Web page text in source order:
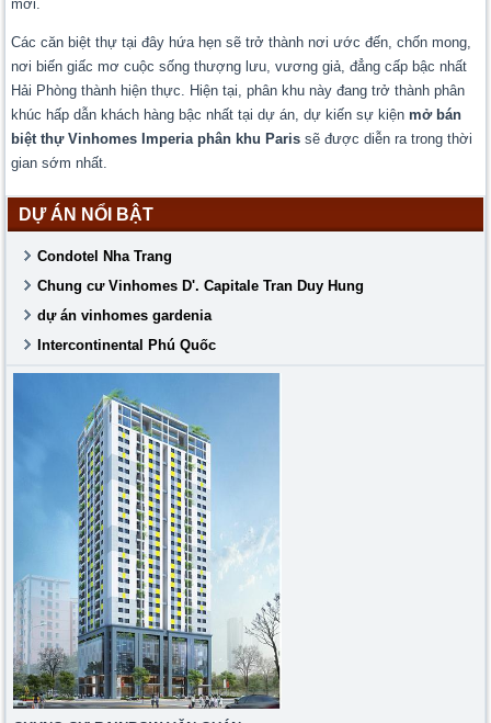
mới.
Các căn biệt thự tại đây hứa hẹn sẽ trở thành nơi ước đến, chốn mong,
nơi biến giấc mơ cuộc sống thượng lưu, vương giả, đẳng cấp bậc nhất
Hải Phòng thành hiện thực. Hiện tại, phân khu này đang trở thành phân
khúc hấp dẫn khách hàng bậc nhất tại dự án, dự kiến sự kiệnmở bán
biệt thự Vinhomes Imperia phân khu Parissẽ được diễn ra trong thời
gian sớm nhất.
DỰ ÁN NỔI BẬT
Condotel Nha Trang
Chung cư Vinhomes D'. Capitale Tran Duy Hung
dự án vinhomes gardenia
Intercontinental Phú Quốc